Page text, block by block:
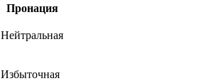
Пронация
Нейтральная
Избыточная